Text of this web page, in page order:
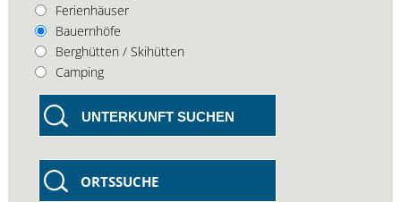
Ferienhäuser
Bauernhöfe
Berghütten / Skihütten
Camping
UNTERKUNFT SUCHEN
ORTSSUCHE